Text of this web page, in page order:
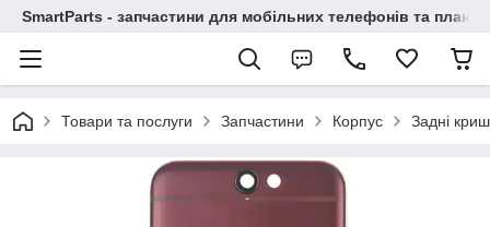
SmartParts - запчастини для мобільних телефонів та
Товари та послуги Запчастини Корпус Задні